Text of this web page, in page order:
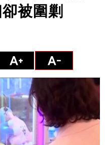
被圍剿